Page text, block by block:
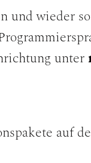
und wieder
unter
auf